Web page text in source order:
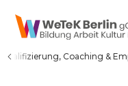
zum Inhalt springen
Qualifizierung, Coaching &